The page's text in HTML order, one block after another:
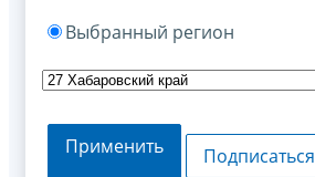
Выбранный регион
Применить Подписаться